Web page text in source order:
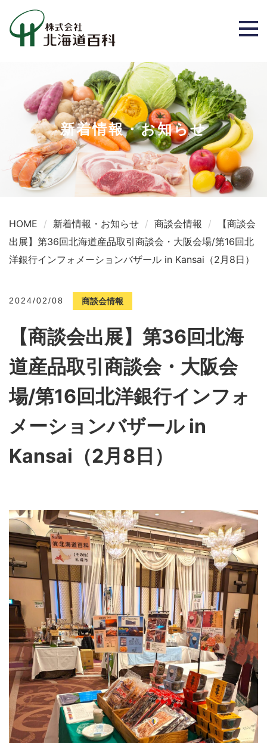
新着情報・お知らせ
HOME 新着情報・お知らせ 商談会情報
【商談会
出展】第36回北海道産品取引商談会・大阪会場/第16回北
洋銀行インフォメーションバザール in Kansai（2月8日）
2024/02/08 商談会情報
【商談会出展】第36回北海
道産品取引商談会・大阪会
場/第16回北洋銀行インフォ
メーションバザール in
Kansai（2月8日）